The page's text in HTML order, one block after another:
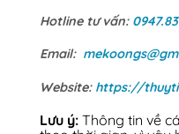
Hotline tư vấn:
Email:
Website: https://
Lưu ý: Thông tin về